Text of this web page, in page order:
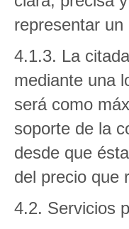
representar
4.1.3. La
mediante una
será como
soporte de la
desde que
del precio que
4.2. Servicios